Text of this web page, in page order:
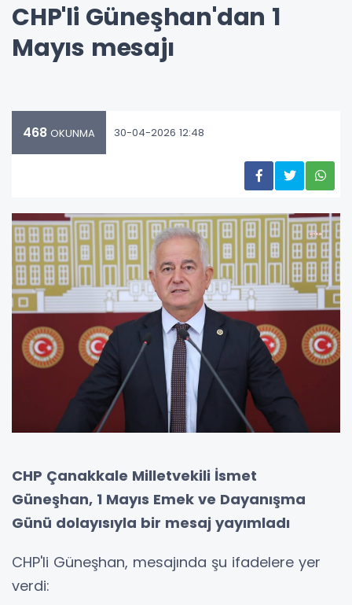
CHP'li Güneşhan'dan 1
Mayıs mesajı
468 OKUNMA 30-04-2026 12:48
CHP Çanakkale Milletvekili İsmet
Güneşhan, 1 Mayıs Emek ve Dayanışma
Günü dolayısıyla bir mesaj yayımladı
CHP'li Güneşhan, mesajında şu ifadelere yer
verdi: